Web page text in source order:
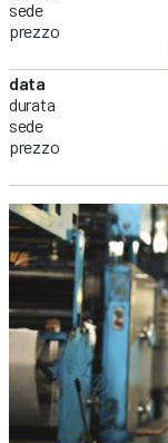
sede
prezzo
data
durata
sede
prezzo